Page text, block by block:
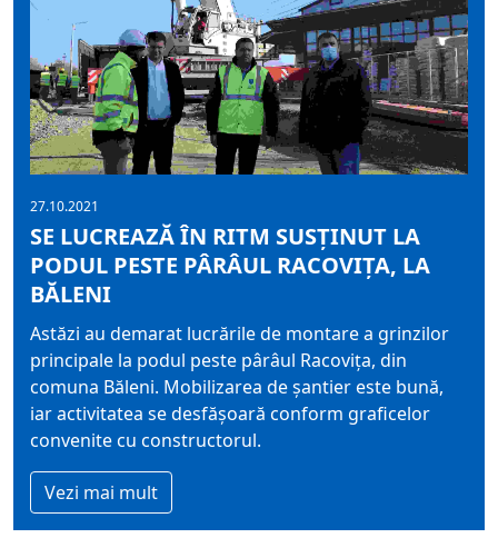
27.10.2021
SE LUCREAZĂ ÎN RITM SUSȚINUT LA
PODUL PESTE PÂRÂUL RACOVIȚA, LA
BĂLENI
Astăzi au demarat lucrările de montare a grinzilor
principale la podul peste pârâul Racovița, din
comuna Băleni. Mobilizarea de șantier este bună,
iar activitatea se desfășoară conform graficelor
convenite cu constructorul.
Vezi mai mult